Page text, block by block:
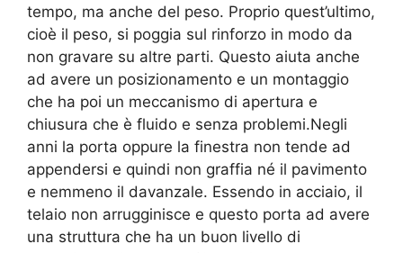
tempo, ma anche del peso. Proprio quest’ultimo,
cioè il peso, si poggia sul rinforzo in modo da
non gravare su altre parti. Questo aiuta anche
ad avere un posizionamento e un montaggio
che ha poi un meccanismo di apertura e
chiusura che è fluido e senza problemi.Negli
anni la porta oppure la finestra non tende ad
appendersi e quindi non graffia né il pavimento
e nemmeno il davanzale. Essendo in acciaio, il
telaio non arrugginisce e questo porta ad avere
una struttura che ha un buon livello di